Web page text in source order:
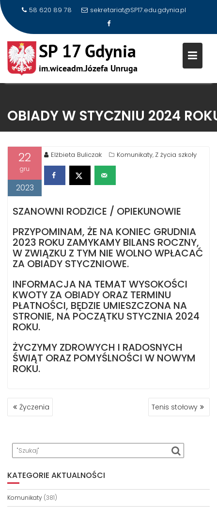
content
58 620 89 78 sekretariat@SP17.edu.gdynia.pl
OBIADY W STYCZNIU 2024
22
gru
2023
Elżbieta Buliczak Komunikaty, Z życia szkoły
SZANOWNI RODZICE / OPIEKUNOWIE
PRZYPOMINAM, ŻE NA KONIEC GRUDNIA
2023 ROKU ZAMYKAMY BILANS ROCZNY,
W ZWIĄZKU Z TYM NIE WOLNO WPŁACAĆ
ZA OBIADY STYCZNIOWE.
INFORMACJA NA TEMAT WYSOKOŚCI
KWOTY ZA OBIADY ORAZ TERMINU
PŁATNOŚCI, BĘDZIE UMIESZCZONA NA
STRONIE, NA POCZĄTKU STYCZNIA 2024
ROKU.
ŻYCZYMY ZDROWYCH I RADOSNYCH
ŚWIĄT ORAZ POMYŚLNOŚCI W NOWYM
ROKU.
NAWIGACJA
WPISU
Życzenia Tenis stołowy
KATEGORIE AKTUALNOŚCI
Komunikaty (381)